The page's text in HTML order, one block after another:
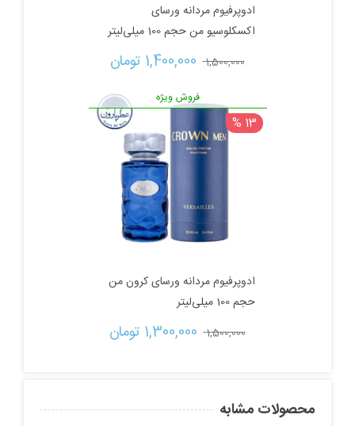
ادوپرفیوم مردانه ورسای
اکسکلوسیو من حجم 100 میلی‌لیتر
1,500,000 قیمت
اصلی:
1,500,000 تومان
1,400,000 تومان
فعلی:
1,400,000 تومان.
فروش ویژه
13 %
ادوپرفیوم مردانه ورسای کرون من
حجم 100 میلی‌لیتر
1,500,000 قیمت
1,300,000 تومان
محصولات مشابه